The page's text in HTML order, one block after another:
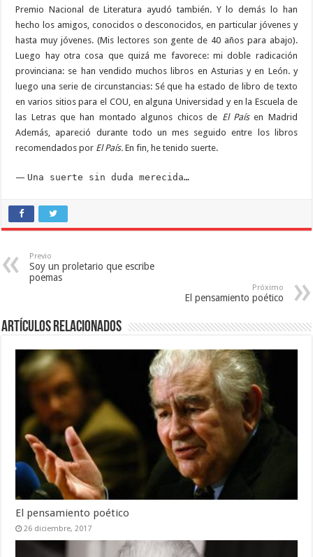
Premio Nacional de Literatura ayudó también. Y lo demás lo han
hecho los amigos, conocidos o desconocidos, en particular jóvenes y
hasta muy jóvenes. (Mis lectores son gente de 40 años para abajo).
Luego hay otra cosa que quizá me favorece: mi doble radicación
provinciana: se han vendido muchos libros en Asturias y en León. y
luego una serie de circunstancias: Sé que ha estado de libro de texto
en varios sitios para el COU, en alguna Universidad y en la Escuela de
las Letras que han montado algunos chicos de El Paísen Madrid
Además, apareció durante todo un mes seguido entre los libros
recomendados por El País.En fin, he tenido suerte.
— Una suerte sin duda merecida…
Previo
Soy un proletario que escribe
poemas
Próximo
El pensamiento poético
Artículos relacionados
El pensamiento poético
26 diciembre, 2017